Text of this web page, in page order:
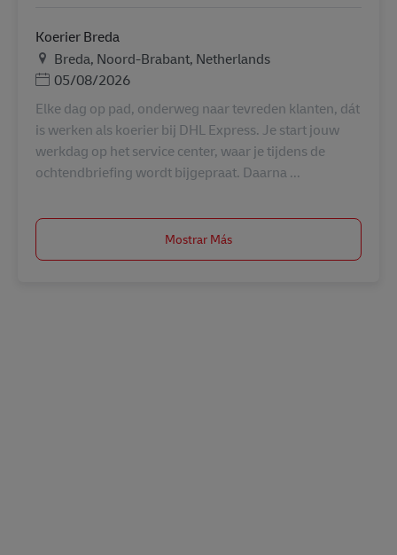
Koerier Breda
Ubicación
Breda, Noord-Brabant, Netherlands
Posted Date
05/08/2026
Elke dag op pad, onderweg naar tevreden klanten, dát
is werken als koerier bij DHL Express. Je start jouw
werkdag op het service center, waar je tijdens de
ochtendbriefing wordt bijgepraat. Daarna ...
Mostrar Más